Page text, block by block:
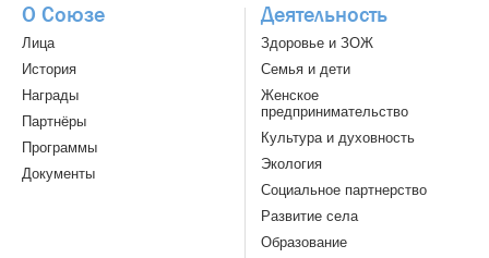
О Союзе
Лица
История
Награды
Партнёры
Программы
Документы
Деятельность
Здоровье и ЗОЖ
Семья и дети
Женское
предпринимательство
Культура и духовность
Экология
Социальное партнерство
Развитие села
Образование